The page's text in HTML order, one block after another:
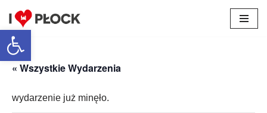
Otwórz pasek narzędzi
Przejdź
do
treści
« Wszystkie Wydarzenia
wydarzenie już minęło.